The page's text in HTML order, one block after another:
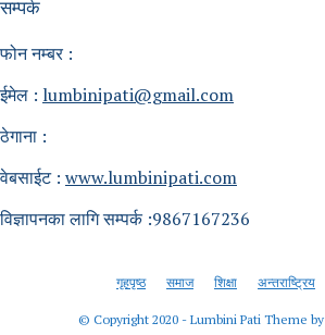
सम्पर्क
फोन नम्बर :
ईमेल : lumbinipati@gmail.com
ठेगाना :
वेबसाईट : www.lumbinipati.com
विज्ञापनका लागि सम्पर्क :9867167236
गृहपृष्ठ समाज शिक्षा अन्तराष्ट्रिय
© Copyright 2020 - Lumbini Pati Theme by